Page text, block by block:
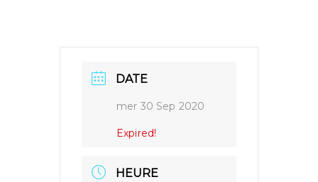
DATE
mer 30 Sep 2020
Expired!
HEURE